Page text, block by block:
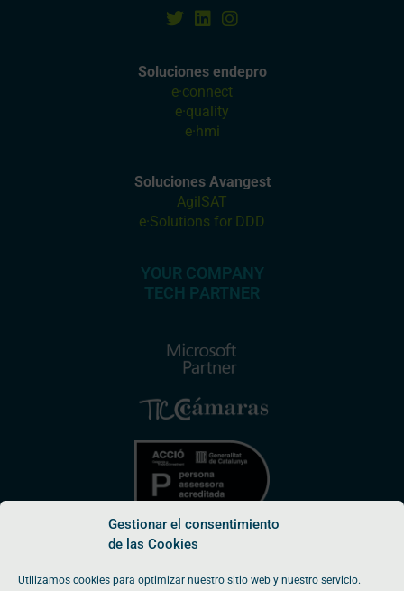
Gestionar el consentimiento
de las Cookies
Utilizamos cookies para optimizar nuestro sitio web y nuestro servicio.
Soluciones endepro
e·connect
e·quality
e·hmi
Soluciones Avangest
AgilSAT
e·Solutions for DDD
YOUR COMPANY
TECH PARTNER